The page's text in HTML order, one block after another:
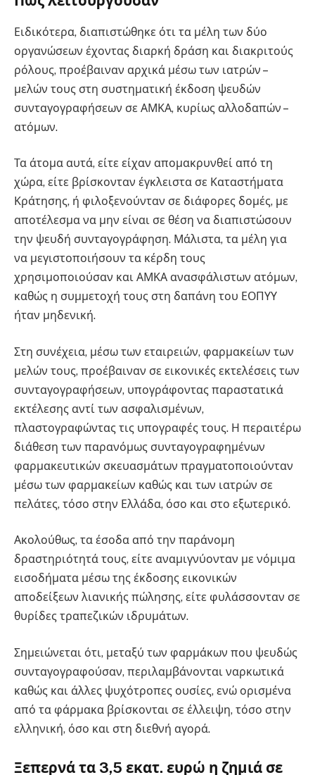
Ειδικότερα, διαπιστώθηκε ότι τα μέλη των δύο
οργανώσεων έχοντας διαρκή δράση και διακριτούς
ρόλους, προέβαιναν αρχικά μέσω των ιατρών –
μελών τους στη συστηματική έκδοση ψευδών
συνταγογραφήσεων σε ΑΜΚΑ, κυρίως αλλοδαπών –
ατόμων.
Τα άτομα αυτά, είτε είχαν απομακρυνθεί από τη
χώρα, είτε βρίσκονταν έγκλειστα σε Καταστήματα
Κράτησης, ή φιλοξενούνταν σε διάφορες δομές, με
αποτέλεσμα να μην είναι σε θέση να διαπιστώσουν
την ψευδή συνταγογράφηση. Μάλιστα, τα μέλη για
να μεγιστοποιήσουν τα κέρδη τους
χρησιμοποιούσαν και ΑΜΚΑ ανασφάλιστων ατόμων,
καθώς η συμμετοχή τους στη δαπάνη του ΕΟΠΥΥ
ήταν μηδενική.
Στη συνέχεια, μέσω των εταιρειών, φαρμακείων των
μελών τους, προέβαιναν σε εικονικές εκτελέσεις των
συνταγογραφήσεων, υπογράφοντας παραστατικά
εκτέλεσης αντί των ασφαλισμένων,
πλαστογραφώντας τις υπογραφές τους. Η περαιτέρω
διάθεση των παρανόμως συνταγογραφημένων
φαρμακευτικών σκευασμάτων πραγματοποιούνταν
μέσω των φαρμακείων καθώς και των ιατρών σε
πελάτες, τόσο στην Ελλάδα, όσο και στο εξωτερικό.
Ακολούθως, τα έσοδα από την παράνομη
δραστηριότητά τους, είτε αναμιγνύονταν με νόμιμα
εισοδήματα μέσω της έκδοσης εικονικών
αποδείξεων λιανικής πώλησης, είτε φυλάσσονταν σε
θυρίδες τραπεζικών ιδρυμάτων.
Σημειώνεται ότι, μεταξύ των φαρμάκων που ψευδώς
συνταγογραφούσαν, περιλαμβάνονται ναρκωτικά
καθώς και άλλες ψυχότροπες ουσίες, ενώ ορισμένα
από τα φάρμακα βρίσκονται σε έλλειψη, τόσο στην
ελληνική, όσο και στη διεθνή αγορά.
Ξεπερνά τα 3,5 εκατ. ευρώ η ζημιά σε